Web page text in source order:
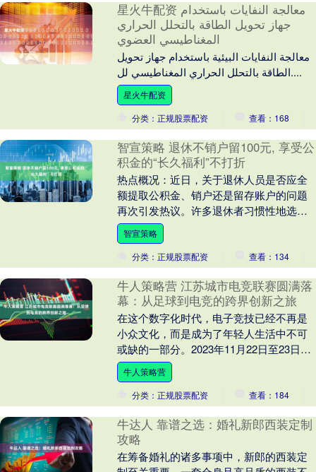
星火牛配资 معالجة النفايات باستخدام
جهاز تحويل الطاقة بالتحلل الحراري
المغناطيسي العضوي
معالجة النفايات البيئية باستخدام جهاز تحويل
الطاقة بالتحلل الحراري المغناطيسي لل....
星火牛配资
分类：正规股票配资
查看：168
智宣策略 退休不销户留100元, 享受公
积金的“长久福利”不打折
热点概况：近日，关于退休人员是否应全
额提取公积金、销户还是留存账户的问题
再次引发热议。许多退休者习惯性地选择
一次性提取全部资金，觉得这样省心又方
便，似乎不用担心....
智宣策略
分类：正规股票配资
查看：134
牛人策略营 江苏城市电竞联赛圆满落
幕：从足球到电竞的跨界创新之旅
在这个数字化时代，电子竞技已经不再是
小众文化，而是成为了年轻人生活中不可
或缺的一部分。2023年11月22日至23日，
江苏省城市电竞联赛测试赛在南京市与扬
州市顺....
牛人策略营
分类：正规股票配资
查看：184
牛达人 靠谱之选：婚礼新郎西装定制
攻略
在筹备婚礼的诸多事项中，新郎的西装定